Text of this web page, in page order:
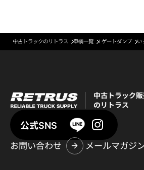
中古トラックのリトラス 車輌一覧 Lゲートダンプ い
中古トラック
のリトラス
公式SNS
お問い合わせ
メールマガジ